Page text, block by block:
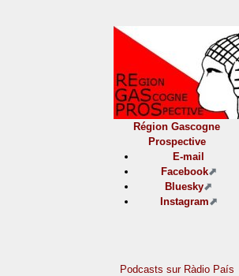
Région Gascogne
Prospective
E-mail
Facebook
Bluesky
Instagram
Podcasts sur Ràdio País